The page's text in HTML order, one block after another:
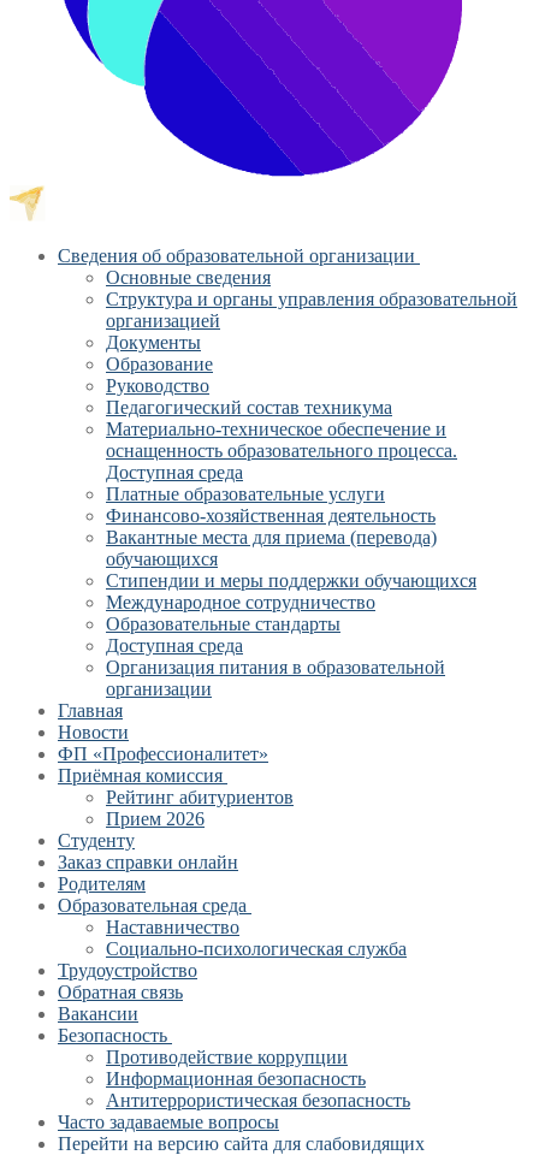
Сведения об образовательной организации
Основные сведения
Структура и органы управления образовательной
организацией
Документы
Образование
Руководство
Педагогический состав техникума
Материально-техническое обеспечение и
оснащенность образовательного процесса.
Доступная среда
Платные образовательные услуги
Финансово-хозяйственная деятельность
Вакантные места для приема (перевода)
обучающихся
Стипендии и меры поддержки обучающихся
Международное сотрудничество
Образовательные стандарты
Доступная среда
Организация питания в образовательной
организации
Главная
Новости
ФП «Профессионалитет»
Приёмная комиссия
Рейтинг абитуриентов
Прием 2026
Студенту
Заказ справки онлайн
Родителям
Образовательная среда
Наставничество
Социально-психологическая служба
Трудоустройство
Обратная связь
Вакансии
Безопасность
Противодействие коррупции
Информационная безопасность
Антитеррористическая безопасность
Часто задаваемые вопросы
Перейти на версию сайта для слабовидящих